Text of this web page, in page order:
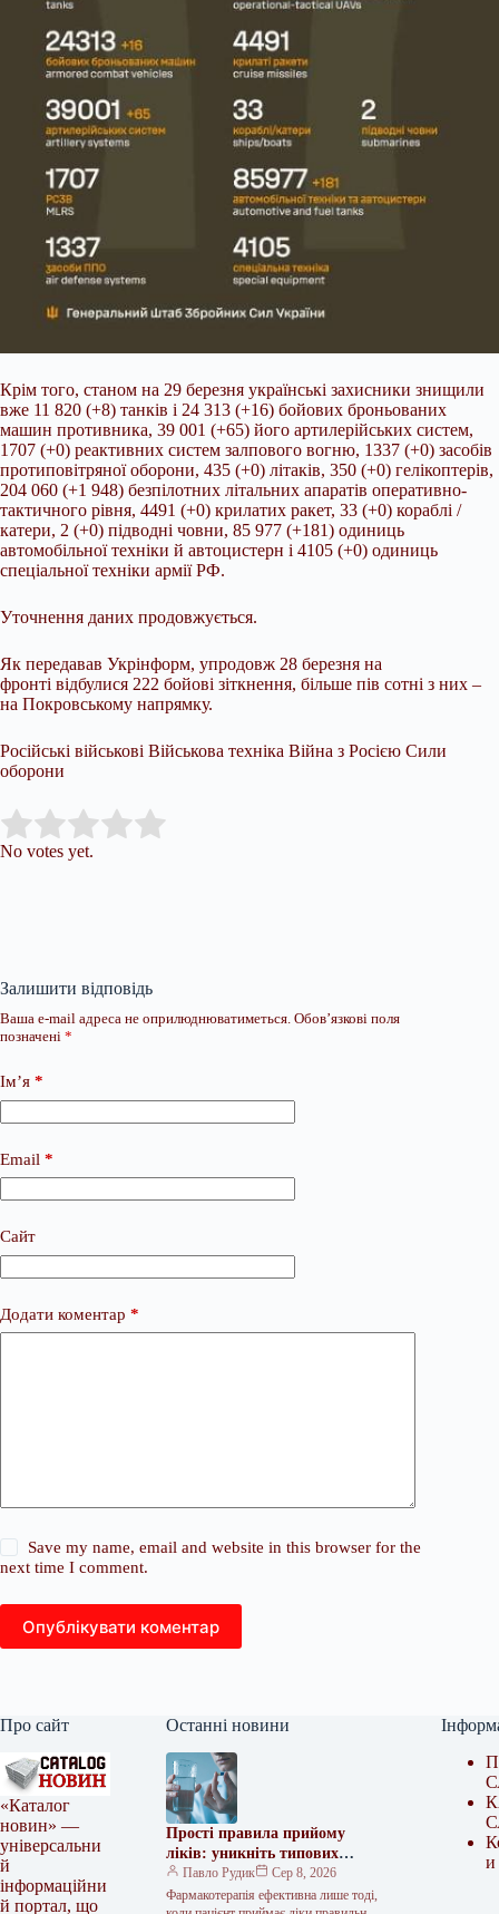
Крім того, станом на 29 березня українські захисники знищили
вже 11 820 (+8) танків і 24 313 (+16) бойових броньованих
машин противника, 39 001 (+65) його артилерійських систем,
1707 (+0) реактивних систем залпового вогню, 1337 (+0) засобів
протиповітряної оборони, 435 (+0) літаків, 350 (+0) гелікоптерів,
204 060 (+1 948) безпілотних літальних апаратів оперативно-
тактичного рівня, 4491 (+0) крилатих ракет, 33 (+0) кораблі /
катери, 2 (+0) підводні човни, 85 977 (+181) одиниць
автомобільної техніки й автоцистерн і 4105 (+0) одиниць
спеціальної техніки армії РФ.
Уточнення даних продовжується.
Як передавав Укрінформ, упродовж 28 березня на
фронті відбулися 222 бойові зіткнення, більше пів сотні з них –
на Покровському напрямку.
Російські військові Військова техніка Війна з Росією Сили
оборони
Rate this item:
No votes yet.
Залишити відповідь
Ваша e-mail адреса не оприлюднюватиметься. Обов’язкові поля
позначені *
Ім’я *
Email *
Сайт
Додати коментар *
Save my name, email and website in this browser for the
next time I comment.
Опублікувати коментар
Про сайт
«Каталог
новин» —
універсальни
й
інформаційни
й портал, що
Останні новини
Прості правила прийому
ліків: уникніть типових
помилок
Павло Рудик
Сер 8, 2026
Фармакотерапія ефективна лише тоді,
и